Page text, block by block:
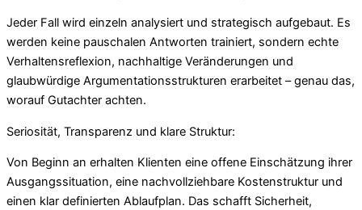
Jeder Fall wird einzeln analysiert und strategisch aufgebaut. Es
werden keine pauschalen Antworten trainiert, sondern echte
Verhaltensreflexion, nachhaltige Veränderungen und
glaubwürdige Argumentationsstrukturen erarbeitet – genau das,
worauf Gutachter achten.
Seriosität, Transparenz und klare Struktur:
Von Beginn an erhalten Klienten eine offene Einschätzung ihrer
Ausgangssituation, eine nachvollziehbare Kostenstruktur und
einen klar definierten Ablaufplan. Das schafft Sicherheit,